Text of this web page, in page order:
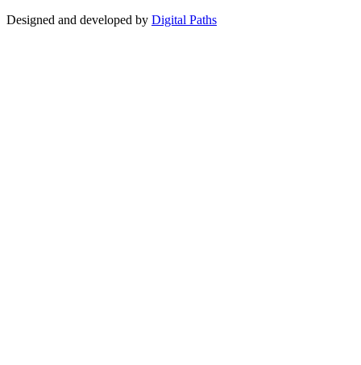
Designed and developed by Digital Paths